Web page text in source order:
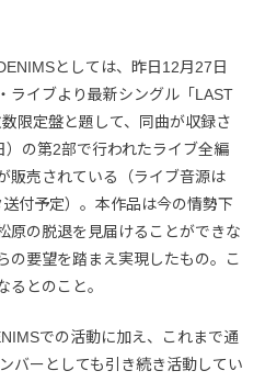
としては、昨日12月27日
ライブより最新シングル「LAST
限定盤と題して、同曲が収録さ
の第2部で行われたライブ全編
販売されている（ライブ音源は
付予定）。本作品は今の情勢下
原の脱退を見届けることができな
の要望を踏まえ実現したもの。こ
るとのこと。
での活動に加え、これまで通
バーとしても引き続き活動してい